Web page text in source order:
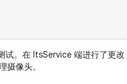
试。在 ItsService 端进行了更
摄像头。